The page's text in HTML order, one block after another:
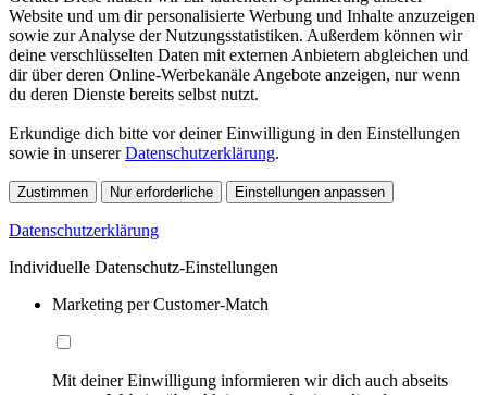
Website und um dir personalisierte Werbung und Inhalte anzuzeigen
sowie zur Analyse der Nutzungsstatistiken. Außerdem können wir
deine verschlüsselten Daten mit externen Anbietern abgleichen und
dir über deren Online-Werbekanäle Angebote anzeigen, nur wenn
du deren Dienste bereits selbst nutzt.
Erkundige dich bitte vor deiner Einwilligung in den Einstellungen
sowie in unsererDatenschutzerklärung.
Zustimmen Nur erforderliche Einstellungen anpassen
Datenschutzerklärung
Individuelle Datenschutz-Einstellungen
Marketing per Customer-Match
Mit deiner Einwilligung informieren wir dich auch abseits